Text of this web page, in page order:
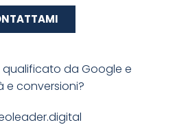
da Google e
e conversioni?